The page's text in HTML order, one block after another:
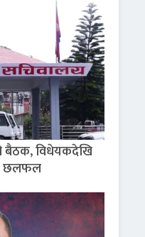
बैठक, विधेयकदेखि
छलफल